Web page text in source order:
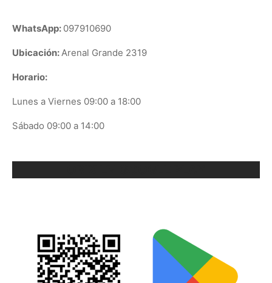
WhatsApp: 097910690
Ubicación:Arenal Grande 2319
Horario:
Lunes a Viernes 09:00 a 18:00
Sábado 09:00 a 14:00